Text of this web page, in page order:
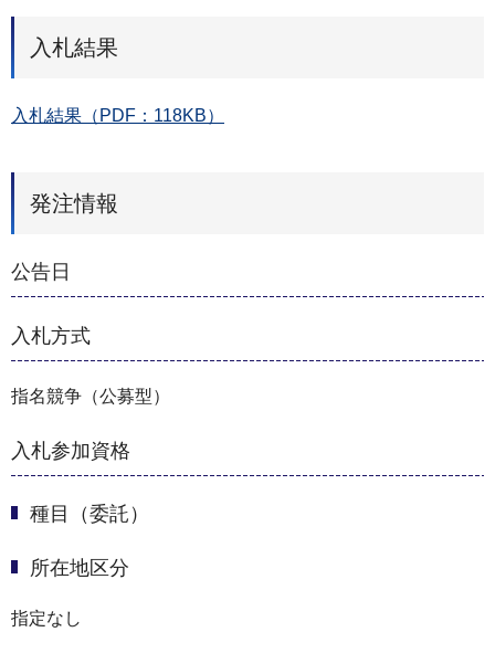
入札結果
入札結果（PDF：118KB）
発注情報
公告日
入札方式
指名競争（公募型）
入札参加資格
種目（委託）
所在地区分
指定なし